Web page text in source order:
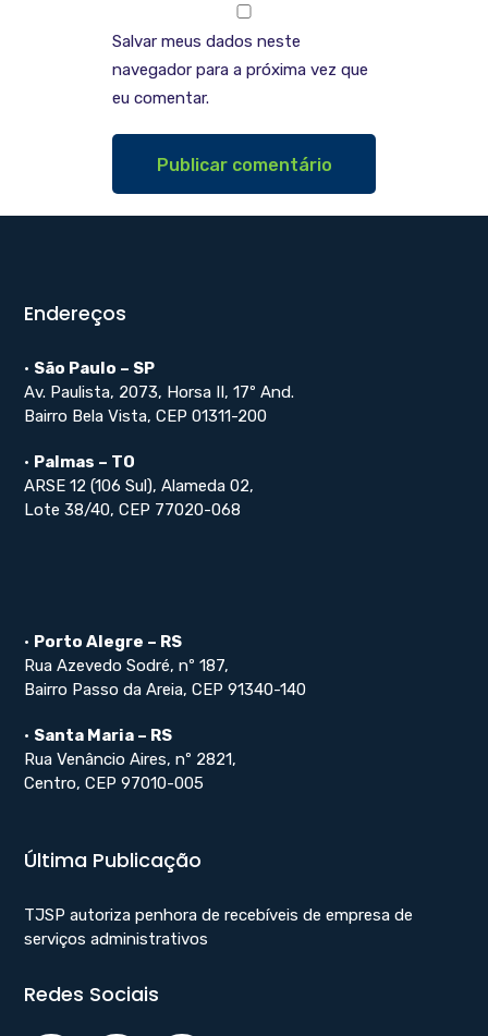
Salvar meus dados neste
navegador para a próxima vez que
eu comentar.
Endereços
• São Paulo – SP
Av. Paulista, 2073, Horsa II, 17º And.
Bairro Bela Vista, CEP 01311-200
• Palmas – TO
ARSE 12 (106 Sul), Alameda 02,
Lote 38/40, CEP 77020-068
• Porto Alegre – RS
Rua Azevedo Sodré, nº 187,
Bairro Passo da Areia, CEP 91340-140
• Santa Maria – RS
Rua Venâncio Aires, nº 2821,
Centro, CEP 97010-005
Última Publicação
TJSP autoriza penhora de recebíveis de empresa de
serviços administrativos
Redes Sociais